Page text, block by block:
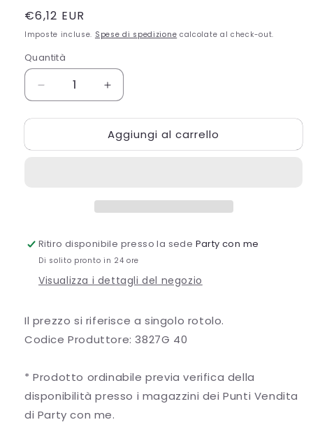
Prezzo
di
€6,12 EUR
Imposte incluse. Spese di spedizione calcolate al check-out.
Quantità
Quantità
Diminuisci
quantità
per
DELICATE
Aumenta
quantità
per
RUNNER
DELICATE
Aggiungi al carrello
Ritiro disponibile presso la sede Party con me
Di solito pronto in 24 ore
Visualizza i dettagli del negozio
Il prezzo si riferisce a singolo rotolo.
Codice Produttore: 3827G 40
* Prodotto ordinabile previa verifica della
disponibilità presso i magazzini dei Punti Vendita
di Party con me.